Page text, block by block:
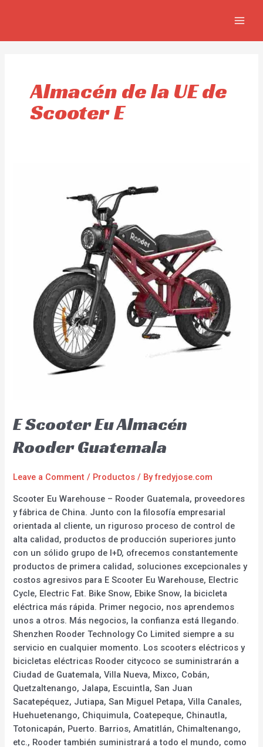
Almacén de la UE de
Scooter E
E Scooter Eu Almacén
Rooder Guatemala
Leave a Comment / Productos / Byfredyjose.com
Scooter Eu Warehouse – Rooder Guatemala, proveedores
y fábrica de China. Junto con la filosofía empresarial
orientada al cliente, un riguroso proceso de control de
alta calidad, productos de producción superiores junto
con un sólido grupo de I+D, ofrecemos constantemente
productos de primera calidad, soluciones excepcionales y
costos agresivos para E Scooter Eu Warehouse, Electric
Cycle, Electric Fat. Bike Snow, Ebike Snow, la bicicleta
eléctrica más rápida. Primer negocio, nos aprendemos
unos a otros. Más negocios, la confianza está llegando.
Shenzhen Rooder Technology Co Limited siempre a su
servicio en cualquier momento. Los scooters eléctricos y
bicicletas eléctricas Rooder citycoco se suministrarán a
Ciudad de Guatemala, Villa Nueva, Mixco, Cobán,
Quetzaltenango, Jalapa, Escuintla, San Juan
Sacatepéquez, Jutiapa, San Miguel Petapa, Villa Canales,
Huehuetenango, Chiquimula, Coatepeque, Chinautla,
Totonicapán, Puerto. Barrios, Amatitlán, Chimaltenango,
etc., Rooder también suministrará a todo el mundo, como